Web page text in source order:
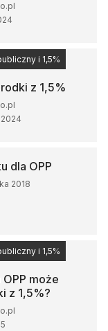
z 1,5%
i 1,5%
dla OPP
2018
może
z 1,5%?
i 1,5%